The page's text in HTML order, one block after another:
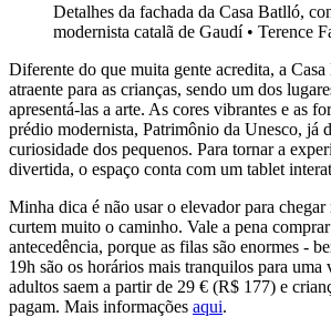
Detalhes da fachada da Casa Batlló,
modernista catalã de Gaudí • Terence
Diferente do que muita gente acredita, a
atraente para as crianças, sendo um dos
apresentá-las a arte. As cores vibrantes e as
prédio modernista, Patrimônio da Unesco, já
curiosidade dos pequenos. Para tornar a
divertida, o espaço conta com um tablet
Minha dica é não usar o elevador para
curtem muito o caminho. Vale a pena
antecedência, porque as filas são enormes -
19h são os horários mais tranquilos para uma
adultos saem a partir de 29 € (R$ 177) e
pagam. Mais informações aqui.